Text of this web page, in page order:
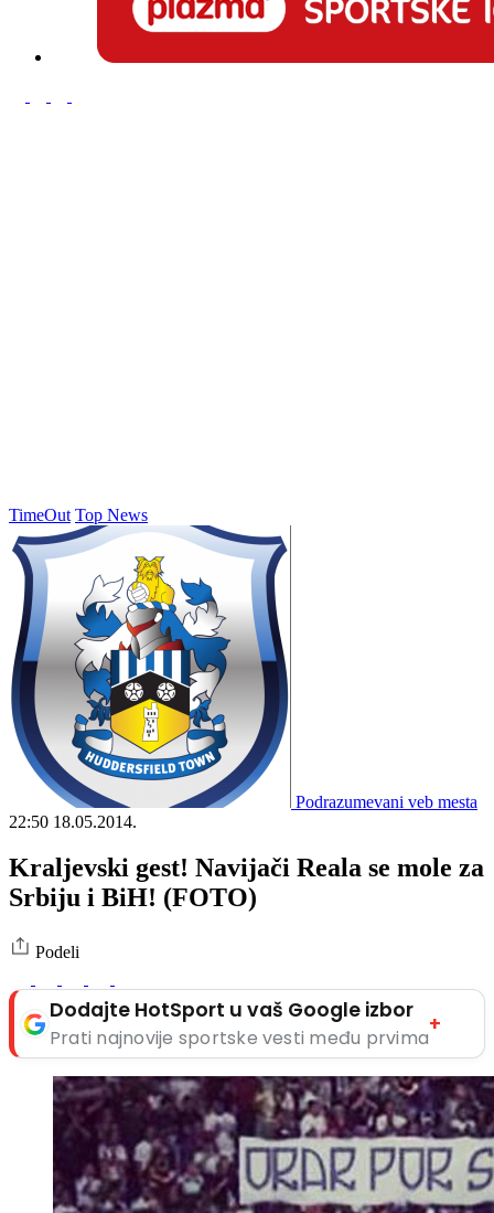
TimeOut Top News
Podrazumevani veb mesta
22:50 18.05.2014.
Kraljevski gest! Navijači Reala se mole za
Srbiju i BiH! (FOTO)
Podeli
Dodajte HotSport u vaš Google izbor
Prati najnovije sportske vesti među prvima
+